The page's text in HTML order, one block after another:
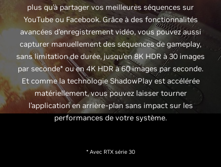
plus qu’à partager vos meilleures séquences sur
YouTube ou Facebook. Grâce à des fonctionnalités
avancées d’enregistrement vidéo, vous pouvez aussi
capturer manuellement des séquences de gameplay,
sans limitation de durée, jusqu’en 8K HDR à 30 images
par seconde* ou en 4K HDR à 60 images par seconde.
Et comme la technologie ShadowPlay est accélérée
matériellement, vous pouvez laisser tourner
l’application en arrière-plan sans impact sur les
performances de votre système.
* Avec RTX série 30